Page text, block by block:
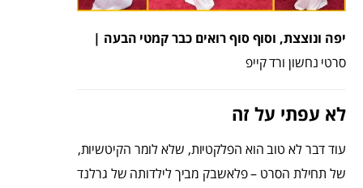
יפה ונוצצת, וסוף סוף רואים כבר קמטי הבעה |
סרטי נחשון ורד קייפ
לא עפתי על זה
עוד דבר לא טוב הוא הפלקטיות, שלא לומר הקיטשיות,
של תחילת הסרט – פלאשבק מביך לילדותה של גרלנד